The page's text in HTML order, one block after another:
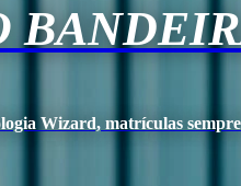
Wizard, matrículas